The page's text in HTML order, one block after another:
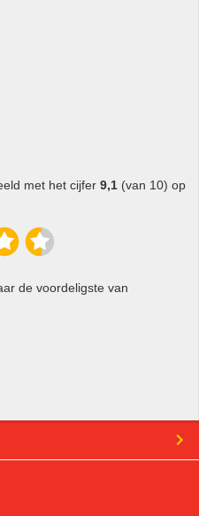
met het cijfer 9,1 (van 10) op
de voordeligste van